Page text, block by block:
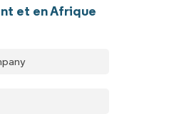
et en Afrique